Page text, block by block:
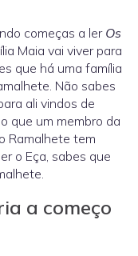
começas a ler Os
Maia vai viver para
que há uma família
Não sabes
ali vindos de
que um membro da
Ramalhete tem
o Eça, sabes que
a começo